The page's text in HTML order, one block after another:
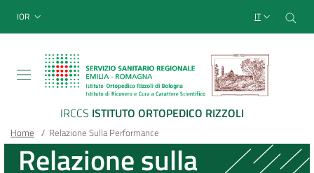
Sito Web Istituto
menu top-bar
IOR IT
IRCCS ISTITUTO ORTOPEDICO RIZZOLI
Main container
Briciole
di
Home / Relazione Sulla Performance
Relazione sulla